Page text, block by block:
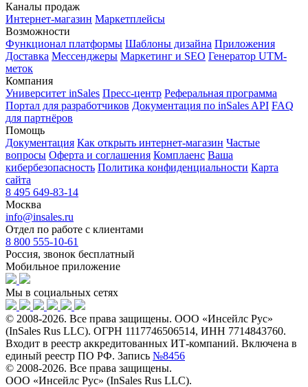
Каналы продаж
Интернет-магазин Маркетплейсы
Возможности
Функционал платформы Шаблоны дизайна Приложения
Доставка Мессенджеры Маркетинг и SEO Генератор UTM-
меток
Компания
Университет inSales Пресс-центр Реферальная программа
Портал для разработчиков Документация по inSales API FAQ
для партнёров
Помощь
Документация Как открыть интернет-магазин Частые
вопросы Оферта и соглашения Комплаенс Ваша
кибербезопасность Политика конфиденциальности Карта
сайта
8 495 649-83-14
Москва
info@insales.ru
Отдел по работе с клиентами
8 800 555-10-61
Россия, звонок бесплатный
Мобильное приложение
Мы в социальных сетях
© 2008-2026. Все права защищены. ООО «Инсейлс Рус»
(InSales Rus LLC). ОГРН 1117746506514, ИНН 7714843760.
Входит в реестр аккредитованных ИТ-компаний. Включена в
единый реестр ПО РФ. Запись №8456
© 2008-2026. Все права защищены.
ООО «Инсейлс Рус» (InSales Rus LLC).